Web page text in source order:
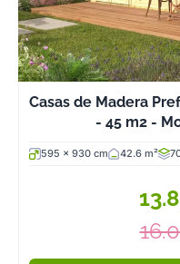
Casas de Madera
- 45 m2 -
595 x 930 cm 42.6 m²